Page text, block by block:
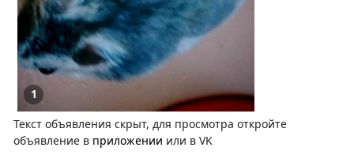
1
Текст объявления скрыт, для просмотра откройте
объявление в приложении или в VK